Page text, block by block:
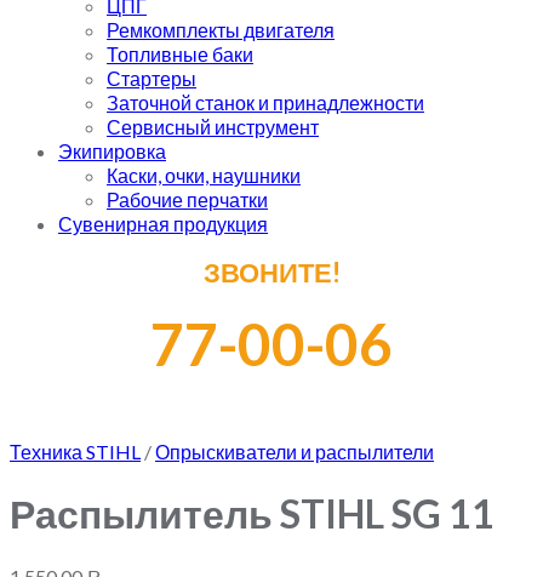
ЦПГ
Ремкомплекты двигателя
Топливные баки
Стартеры
Заточной станок и принадлежности
Сервисный инструмент
Экипировка
Каски, очки, наушники
Рабочие перчатки
Сувенирная продукция
ЗВОНИТЕ!
77-00-06
Техника STIHL /Опрыскиватели и распылители
Распылитель STIHL SG 11